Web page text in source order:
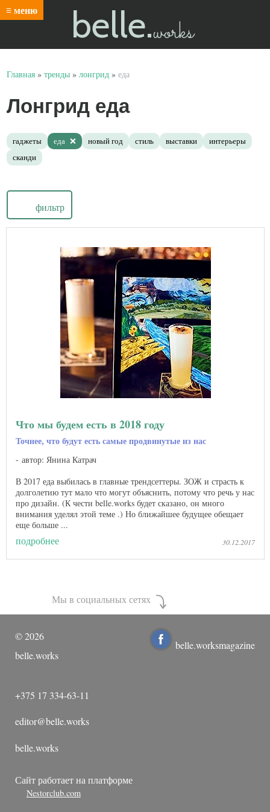
≡ меню belle.works
Главная » тренды » лонгрид » еда
Лонгрид еда
гаджеты еда новый год стиль выставки
интерьеры
сканди
фильтр
Что мы будем есть в 2018 году
Точнее, что будут есть самые продвинутые из нас
автор: Янина Катрач
В 2017 еда выбилась в главные трендсеттеры. ЗОЖ и страсть к
долголетию тут мало что могут объяснить, потому что речь у нас
про дизайн. (К чести belle.works будет сказано, он много
внимания уделял этой теме .) Но ближайшее будущее обещает
еще больше ...
подробнее 30.12.2017
©2026
belle.works
+375 17 334-63-11
editor@belle.works
belle.works
Сайт работает на платформе
Nestorclub.com
Мы в социальных сетях
belle.worksmagazine